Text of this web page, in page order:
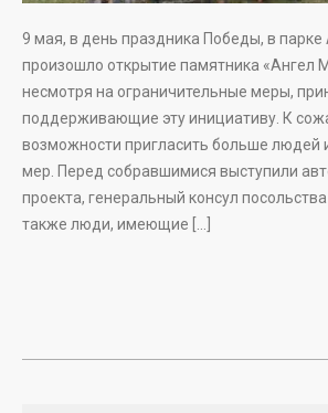
9 мая, в день праздника Победы, в парке
произошло открытие памятника «Ангел
несмотря на ограничительные меры,
поддерживающие эту инициативу. К
возможности пригласить больше людей
мер. Перед собравшимися выступили
проекта, генеральный консул
также люди, имеющие […]